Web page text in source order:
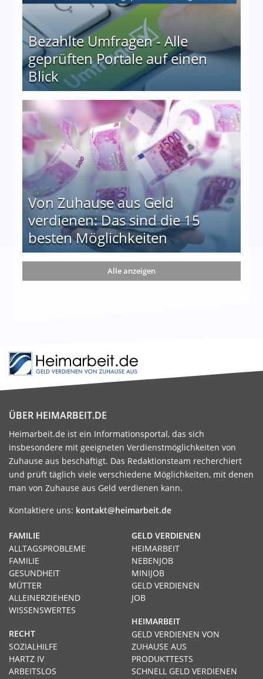
Bezahlte Umfragen - Alle
geprüften Portale auf einen
Blick
auf einen Blick
Von Zuhause aus Geld
verdienen: Das sind die 15
besten Möglichkeiten
die 15 besten Möglichkeiten
Alle anzeigen
ÜBER HEIMARBEIT.DE
Heimarbeit.de ist ein Informationsportal, das sich
insbesondere mit geeigneten Verdienstmöglichkeiten von
Zuhause aus beschäftigt. Das Redaktionsteam recherchiert
und prüft täglich viele verschiedene Möglichkeiten, mit denen
man von Zuhause aus Geld verdienen kann.
Kontaktiere uns: kontakt@heimarbeit.de
GELD VERDIENEN
HEIMARBEIT
NEBENJOB
MINIJOB
GELD VERDIENEN
JOB
HEIMARBEIT
GELD VERDIENEN VON
ZUHAUSE AUS
PRODUKTTESTS
SCHNELL GELD VERDIENEN
FAMILIE
ALLTAGSPROBLEME
FAMILIE
GESUNDHEIT
MÜTTER
ALLEINERZIEHEND
WISSENSWERTES
RECHT
SOZIALHILFE
HARTZ IV
ARBEITSLOS